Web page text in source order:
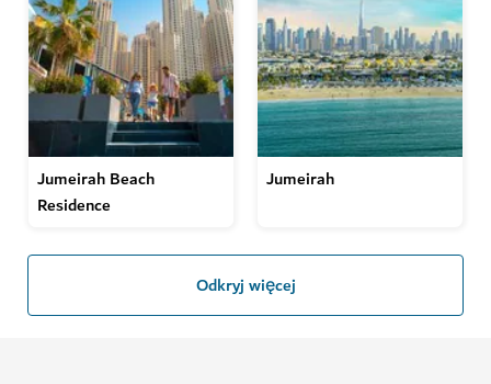
Jumeirah Beach
Residence
Jumeirah
Odkryj więcej